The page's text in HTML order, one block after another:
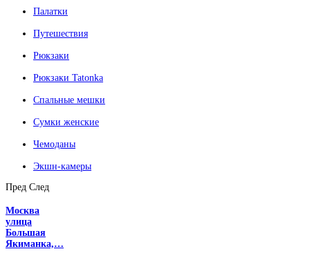
Палатки
Путешествия
Рюкзаки
Рюкзаки Tatonka
Спальные мешки
Сумки женские
Чемоданы
Экшн-камеры
Пред След
Москва
улица
Большая
Якиманка,…